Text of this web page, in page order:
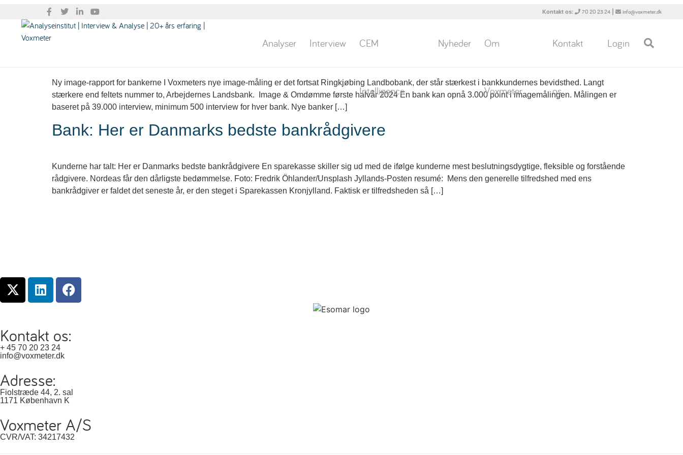
Kontakt os: 70 20 23 24 | info@voxmeter.dk
Analyser Interview CEM
Intelligence
Nyheder Om
Voxmeter
Kontakt
os
Login
Tag:Bankrådgiver
Banker: Få indsigt i bankernes Image & Omdømme
Ny image-rapport for bankerne I Voxmeters nye image-måling er det fortsat Ringkjøbing Landbobank, der står stærkest i bankkundernes bevidsthed. Langt
stærkere end feltets nummer to, Arbejdernes Landsbank. Image & Omdømme første halvår 2024 En bank kan opnå 3.000 point i imagemålingen. Målingen er
baseret på 39.000 interview, minimum 500 interview for hver bank. Nye banker […]
Bank: Her er Danmarks bedste bankrådgivere
Kunderne har talt: Her er Danmarks bedste bankrådgivere En sparekasse skiller sig ud med de ifølge kunderne mest beslutningsdygtige, fleksible og forstående
rådgivere. Nordeas får den dårligste bedømmelse. Foto: Fredrik Öhlander/Unsplash Jyllands-Posten resumé: Mens den generelle tilfredshed med ens
bankrådgiver er faldet det seneste år, er den steget i Sparekassen Kronjylland. Faktisk er tilfredsheden så […]
Kontakt os:
+ 45 70 20 23 24
info@voxmeter.dk
Adresse:
Fiolstræde 44, 2. sal
1171 København K
Voxmeter A/S
CVR/VAT: 34217432